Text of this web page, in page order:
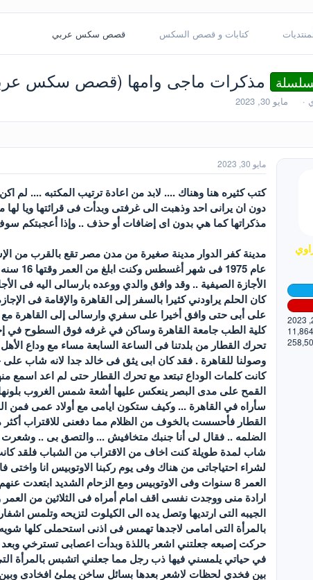
كتابات و قصص السكس قصص سكس عربي
مذكرات ماجى وامها (قصص سكس
ت
ر
خ
ا
مايو 30, 2023
11,864
مايو 30, 2023
كتب كثيره هنا وهناك .... لابد من اعادة ترتيب المكتبه ....
دون ان يرانى احد وذهبت الى غرفتى وبدأت فى قرائتها ويا
مذكراتها كما هي بدون اى إضافات أو حذف .. وإذا أعجبتكم
مدينة كفر الدوار مدينة صغيرة من مدن مصر تقع بالقرب من
عام
الأجازة الصيفية .. وقد وافق والدي ووعده بارسالى اليه فى
كلية الطب جامعة القاهرة وساكن في غرفه فوق السطوح في
تحرك القطار من بلدتنا فى الساعة السابعة مساء مع وداع
وصولنا للقاهرة . فقد كان ابى يثق فى خالد جدا لانه شاب
كانت كلمات الوداع تبتعد مع تحرك القطار حتى لم اعد
القمح على مدى البصر ينعكس عليها أشعة شمس الغروب بلونها
سأراه في القاهرة ... وكيف ستكون ايامى مع أولاد عمى فمن
القطار فأحسست بالخوف من الظلام مما دفعنى للاقتراب
الضلمه .. فقال لى أنا جنبك متخافيش ... والتصق بى ..
شاب لمدة طويلة كنت اخاف من الاقتراب من الشباب فلقد
لشراء احتياجاتى من هناك وفى يوم ركبنا الاوتوبيس انا
العمر 8 سنوات وفى الاوتوبيس ومع الزحام الشديد
ارادة منى ووجدت نفسى اقف امام أمراه فى الثلاثين من
الجيبه التى ارتديها وتصل يده الى الكيلوت لتزيحه وتلمس
بالمرأة التى امامى لاجدها تهمس فى اذنى استحملى كلها
حركت إصبعه جعلتني اشعر باللذة وبدأت اعصابى تسترخي
في حياتي يلمسني فيها ذب رجل مما جعلني اتشبس بالمرأة
بين فخدي لحظات لاشعر بعدها بسائل ساخن يملئ افخادى